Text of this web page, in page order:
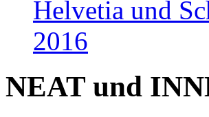
Helvetia und
2016
NEAT und